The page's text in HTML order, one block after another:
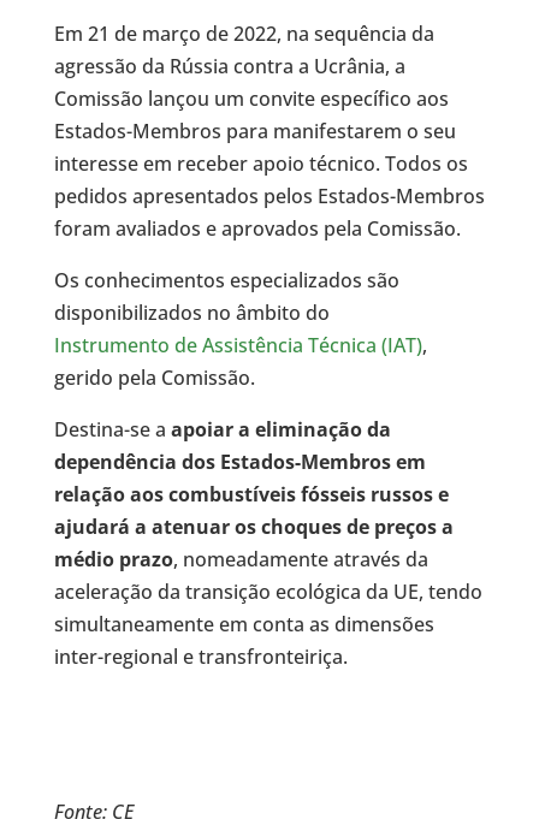
Em 21 de março de 2022, na sequência da
agressão da Rússia contra a Ucrânia, a
Comissão lançou um convite específico aos
Estados-Membros para manifestarem o seu
interesse em receber apoio técnico. Todos os
pedidos apresentados pelos Estados-Membros
foram avaliados e aprovados pela Comissão.
Os conhecimentos especializados são
disponibilizados no âmbito do
Instrumento de Assistência Técnica (IAT),
gerido pela Comissão.
Destina-se a apoiar a eliminação da
dependência dos Estados-Membros em
relação aos combustíveis fósseis russos e
ajudará a atenuar os choques de preços a
médio prazo, nomeadamente através da
aceleração da transição ecológica da UE, tendo
simultaneamente em conta as dimensões
inter-regional e transfronteiriça.
Fonte: CE